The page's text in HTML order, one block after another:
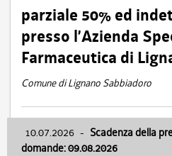
parziale 50% ed
presso l’Azienda
Farmaceutica di
Comune di Lignano Sabbiadoro
10.07.2026 - Scadenza della
domande: 09.08.2026